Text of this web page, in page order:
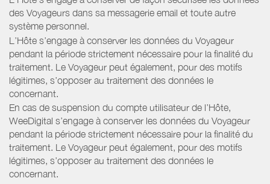
des Voyageurs dans sa messagerie email et toute autre
système personnel.
L’Hôte s’engage à conserver les données du Voyageur
pendant la période strictement nécessaire pour la finalité du
traitement. Le Voyageur peut également, pour des motifs
légitimes, s’opposer au traitement des données le
concernant.
En cas de suspension du compte utilisateur de l’Hôte,
WeeDigital s’engage à conserver les données du Voyageur
pendant la période strictement nécessaire pour la finalité du
traitement. Le Voyageur peut également, pour des motifs
légitimes, s’opposer au traitement des données le
concernant.